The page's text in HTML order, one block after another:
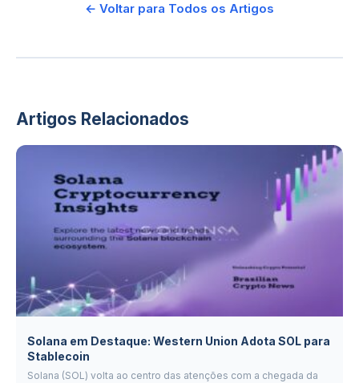
← Voltar para Todos os Artigos
Artigos Relacionados
Solana em Destaque: Western Union Adota SOL para
Stablecoin
Solana (SOL) volta ao centro das atenções com a chegada da